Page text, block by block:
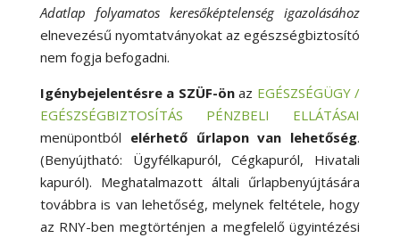
Adatlap folyamatos keresőképtelenség igazolásához
elnevezésű nyomtatványokat az egészségbiztosító
nem fogja befogadni.
Igénybejelentésre a SZÜF-önaz EGÉSZSÉGÜGY /
EGÉSZSÉGBIZTOSÍTÁS PÉNZBELI ELLÁTÁSAI
menüpontból elérhető űrlapon van lehetőség.
(Benyújtható: Ügyfélkapuról, Cégkapuról, Hivatali
kapuról). Meghatalmazott általi űrlapbenyújtására
továbbra is van lehetőség, melynek feltétele, hogy
az RNY-ben megtörténjen a megfelelő ügyintézési